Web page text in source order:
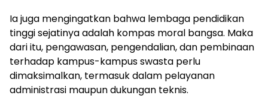
Ia juga mengingatkan bahwa lembaga pendidikan
tinggi sejatinya adalah kompas moral bangsa. Maka
dari itu, pengawasan, pengendalian, dan pembinaan
terhadap kampus-kampus swasta perlu
dimaksimalkan, termasuk dalam pelayanan
administrasi maupun dukungan teknis.